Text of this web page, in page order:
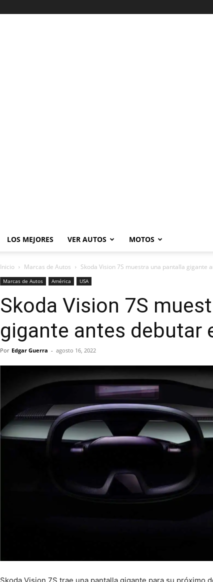
LOS MEJORES VER AUTOS MOTOS
Inicio Marcas de Autos Skoda Vision 7S muestra una pantalla gigante
Marcas de Autos América USA
Skoda Vision 7S
gigante antes debutar
Por Edgar Guerra - agosto 16, 2022